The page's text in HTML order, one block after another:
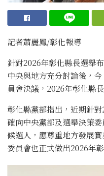
記者蕭麗鳳/彰化報導
針對2026年彰化縣長選舉
中央與地方充分討論後，
員會決議，2026年彰化縣
彰化縣黨部指出，近期針
確向中央黨部及選舉決策
候選人，應尊重地方發展
委員會也正式做出2026年